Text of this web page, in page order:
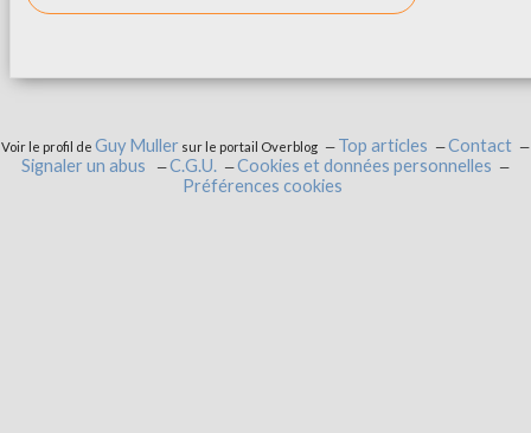
Voir le profil de Guy Muller sur le portail Overblog Top articles
Contact
Signaler un abus
C.G.U.
Cookies et données personnelles
Préférences cookies